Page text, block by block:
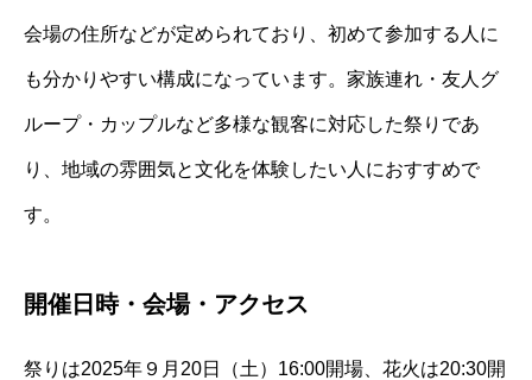
会場の住所などが定められており、初めて参加する人に
も分かりやすい構成になっています。家族連れ・友人グ
ループ・カップルなど多様な観客に対応した祭りであ
り、地域の雰囲気と文化を体験したい人におすすめで
す。
開催日時・会場・アクセス
祭りは2025年９月20日（土）16:00開場、花火は20:30開